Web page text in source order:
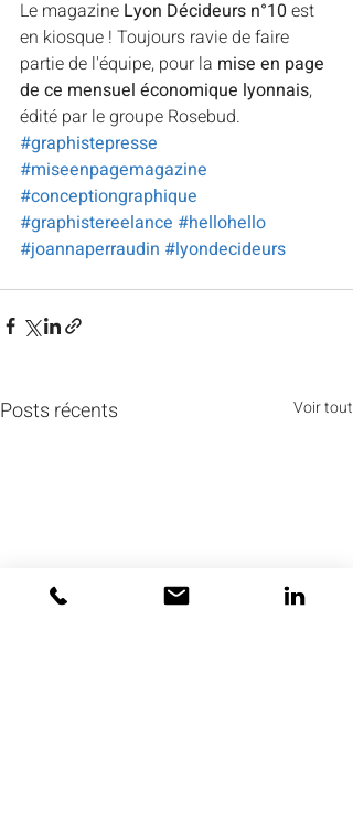
Le magazine Lyon Décideurs n°10 est
en kiosque ! Toujours ravie de faire
partie de l'équipe, pour la mise en page
de ce mensuel économique lyonnais,
édité par le groupe Rosebud.
#graphistepresse
#miseenpagemagazine
#conceptiongraphique
#graphistereelance #hellohello
#joannaperraudin #lyondecideurs
Posts récents Voir tout